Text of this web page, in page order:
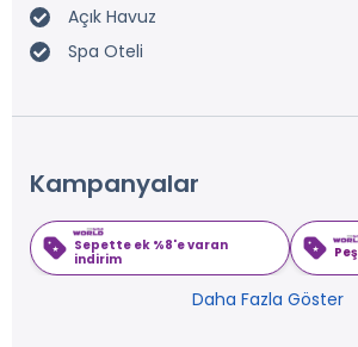
Açık Havuz
Spa Oteli
Kampanyalar
Sepette ek %8'e varan
indirim
Daha Fazla Göster